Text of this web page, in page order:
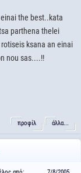
the best..kata
parthena thelei
ksana an einai
nou sas....!!
προφίλ άλλα...